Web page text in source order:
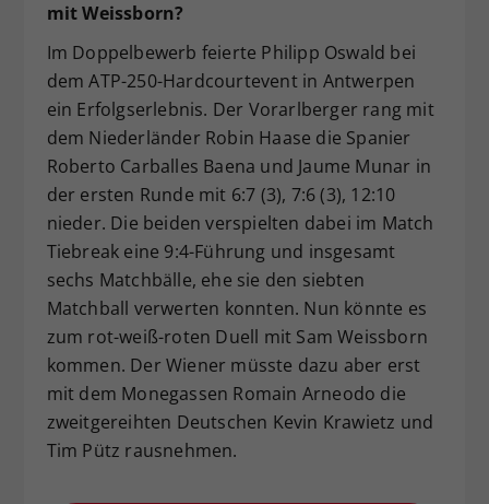
mit Weissborn?
Im Doppelbewerb feierte Philipp Oswald bei
dem ATP-250-Hardcourtevent in Antwerpen
ein Erfolgserlebnis. Der Vorarlberger rang mit
dem Niederländer Robin Haase die Spanier
Roberto Carballes Baena und Jaume Munar in
der ersten Runde mit 6:7 (3), 7:6 (3), 12:10
nieder. Die beiden verspielten dabei im Match
Tiebreak eine 9:4-Führung und insgesamt
sechs Matchbälle, ehe sie den siebten
Matchball verwerten konnten. Nun könnte es
zum rot-weiß-roten Duell mit Sam Weissborn
kommen. Der Wiener müsste dazu aber erst
mit dem Monegassen Romain Arneodo die
zweitgereihten Deutschen Kevin Krawietz und
Tim Pütz rausnehmen.